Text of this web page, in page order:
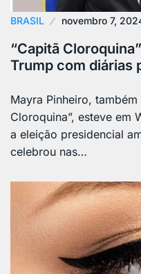
BRASIL novembro 7,
“Capitã
Trump com diárias
Mayra Pinheiro,
Cloroquina”, esteve em
a eleição presidencial
celebrou nas…